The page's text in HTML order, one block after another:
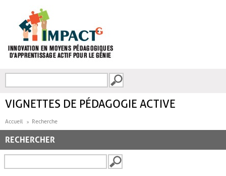
FORMULAIRE DE
VIGNETTES DE PÉDAGOGIE ACTIVE
Accueil Recherche
RECHERCHER